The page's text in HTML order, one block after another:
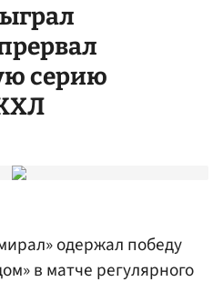
серию
одержал победу
в матче регулярного